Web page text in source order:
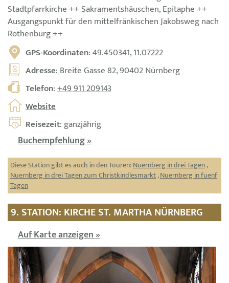
Stadtpfarrkirche ++ Sakramentshäuschen, Epitaphe ++
Ausgangspunkt für den mittelfränkischen Jakobsweg nach
Rothenburg ++
GPS-Koordinaten: 49.450341, 11.07222
Adresse: Breite Gasse 82, 90402 Nürnberg
Telefon:+49 911 209143
Website
Reisezeit: ganzjährig
Buchempfehlung »
Diese Station gibt es auch in den Touren:Nuernberg in drei Tagen,
Nuernberg in drei Tagen zum Christkindlesmarkt,Nuernberg in fuenf
Tagen
9. STATION: KIRCHE ST. MARTHA NÜRNBERG
Auf Karte anzeigen »